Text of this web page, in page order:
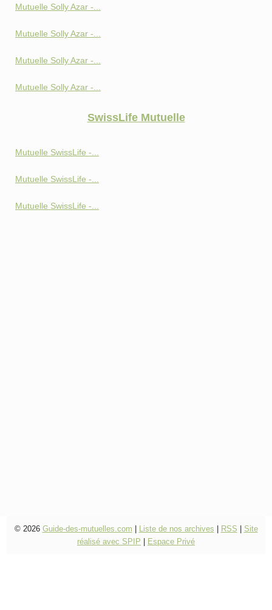
Mutuelle Solly Azar -...
Mutuelle Solly Azar -...
Mutuelle Solly Azar -...
Mutuelle Solly Azar -...
SwissLife Mutuelle
Mutuelle SwissLife -...
Mutuelle SwissLife -...
Mutuelle SwissLife -...
© 2026 Guide-des-mutuelles.com Liste de nos archives RSS
Site
réalisé avec SPIP
Espace Privé